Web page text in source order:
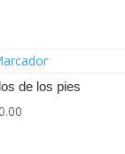
de los pies